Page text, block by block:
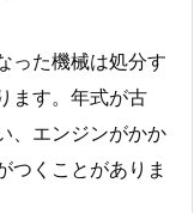
った機械は処分す
ます。年式が古
、エンジンがかか
つくことがありま